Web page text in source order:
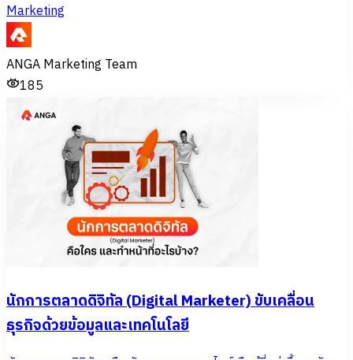
Marketing
ANGA Marketing Team
185
นักการตลาดดิจิทัล (Digital Marketer) ขับเคลื่อน
ธุรกิจด้วยข้อมูลและเทคโนโลยี